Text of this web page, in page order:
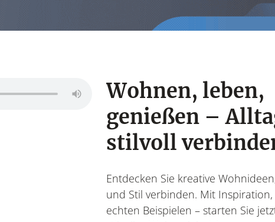
Wohnen
Wohnideen, Interior-
Möbel &
Wohnen, leben,
genießen –
stilvoll
Entdecken Sie kreative
und Stil verbinden. Mit
echten Beispielen – starten Sie